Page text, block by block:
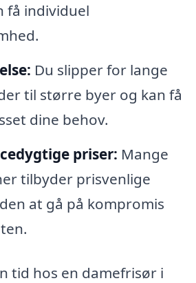
få individuel
Du slipper for lange
til større byer og kan få
dine behov.
priser: Mange
tilbyder prisvenlige
at gå på kompromis
tid hos en damefrisør i